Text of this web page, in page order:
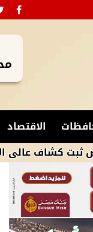
الاقتصاد
عالى الإضاءة